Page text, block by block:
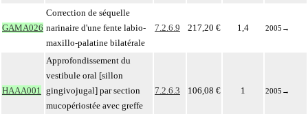
GAMA026
Correction de séquelle
narinaire d'une fente labio-
maxillo-palatine bilatérale
7.2.6.9 217,20 € 1,4 2005 →
HAAA001
Approfondissement du
vestibule oral [sillon
gingivojugal] par section
mucopériostée avec greffe
7.2.6.3 106,08 € 1 2005 →